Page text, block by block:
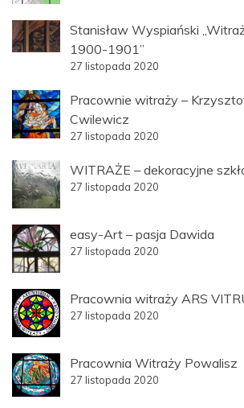
Stanisław Wyspiański
1900-1901”
27 listopada 2020
Pracownie witraży –
Cwilewicz
27 listopada 2020
WITRAŻE – dekoracyjne
27 listopada 2020
easy-Art – pasja Dawida
27 listopada 2020
Pracownia witraży ARS
27 listopada 2020
Pracownia Witraży Powalisz
27 listopada 2020